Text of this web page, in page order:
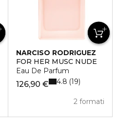
NARCISO RODRIGUEZ
FOR HER MUSC NUDE
Eau De Parfum
126,90 €
2 formati
4.8 19